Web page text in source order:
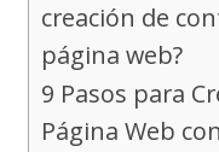
creación de
página web?
9 Pasos para
Página Web